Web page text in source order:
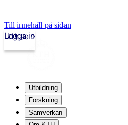
Till innehåll på sidan
kth.se
Logga in
Utbildning
Forskning
Samverkan